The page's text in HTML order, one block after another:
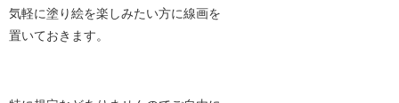
気軽に塗り絵を楽しみたい方に線画を
置いておきます。